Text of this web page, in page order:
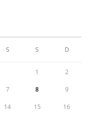
S S D
1 2
7 8 9
14 15 16